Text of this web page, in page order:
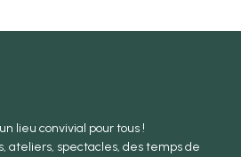
lieu convivial pour tous !
ateliers, spectacles, des temps de